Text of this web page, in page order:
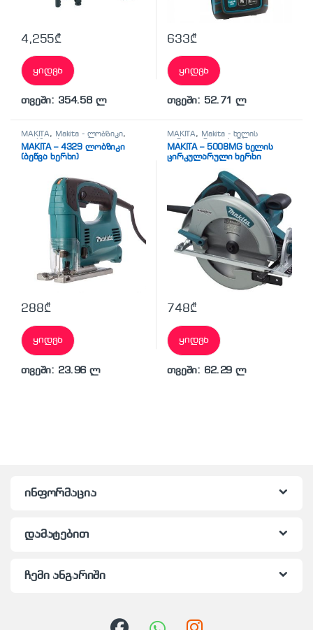
4,255₾
ყიდვა
თვეში: 354.58 ლ
633₾
ყიდვა
თვეში: 52.71 ლ
MAKITA, Makita - ლობზიკი,
ლობზიკები
MAKITA – 4329 ლობზიკი
(ბეწვა ხერხი)
288₾
ყიდვა
თვეში: 23.96 ლ
MAKITA, Makita - ხელის
ცირკულარული ხერხი
სხვადასხვა
MAKITA – 5008MG ხელის
ცირკულარული ხერხი
748₾
ყიდვა
თვეში: 62.29 ლ
ინფორმაცია
დამატებით
ჩემი ანგარიში